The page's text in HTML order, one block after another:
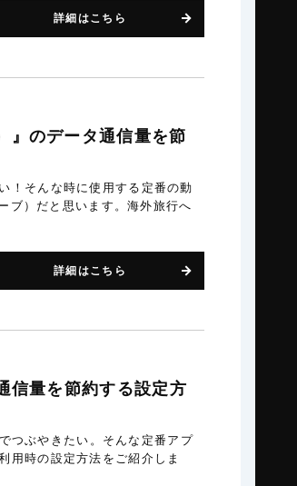
詳細はこちら
』のデータ通信量を節
！そんな時に使用する定番の動
ブ）だと思います。海外旅行へ
詳細はこちら
信量を節約する設定方
つぶやきたい。そんな定番アプ
用時の設定方法をご紹介しま